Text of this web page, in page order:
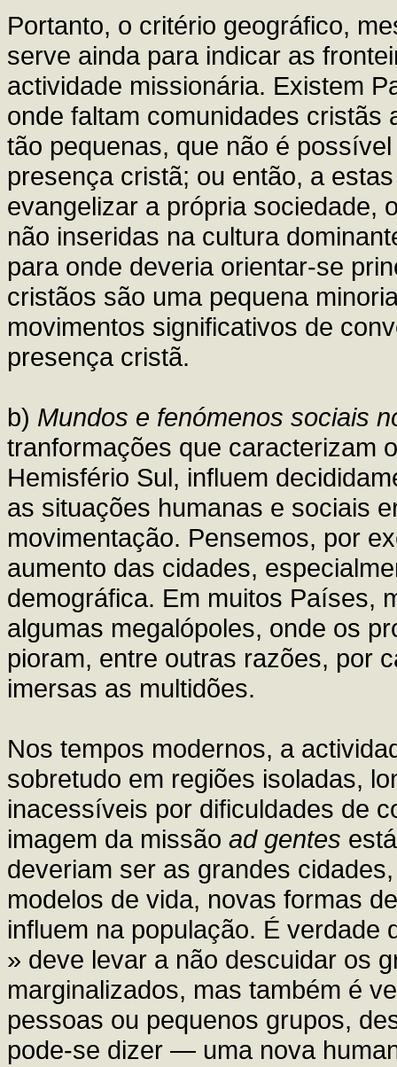
Portanto, o critério geográfico,
serve ainda para indicar as
actividade missionária. Existem
onde faltam comunidades
tão pequenas, que não é
presença cristã; ou então, a
evangelizar a própria sociedade,
não inseridas na cultura
para onde deveria orientar-se
cristãos são uma pequena
movimentos significativos de
presença cristã.
b) Mundos e fenómenos sociais
tranformações que caracterizam
Hemisfério Sul, influem
as situações humanas e sociais
movimentação. Pensemos, por
aumento das cidades,
demográfica. Em muitos Países,
algumas megalópoles, onde os
pioram, entre outras razões, por
imersas as multidões.
Nos tempos modernos, a
sobretudo em regiões isoladas,
inacessíveis por dificuldades de
imagem da missão ad gentes
deveriam ser as grandes
modelos de vida, novas formas
influem na população. É verdade
» deve levar a não descuidar os
marginalizados, mas também é
pessoas ou pequenos grupos,
pode-se dizer — uma nova